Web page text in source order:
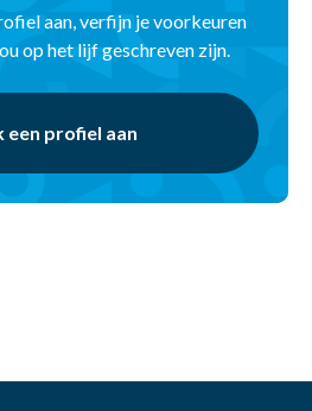
aan, verfijn je voorkeuren
op het lijf geschreven zijn.
een profiel aan